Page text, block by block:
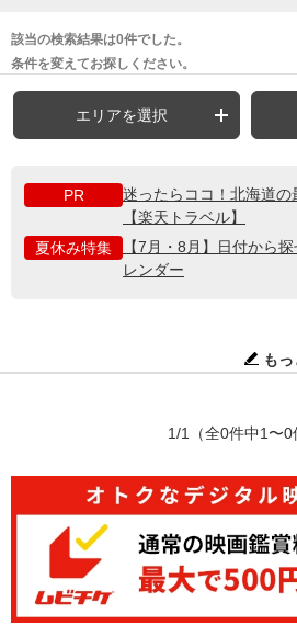
該当の検索結果は0件でした。
条件を変えてお探しください。
エリアを選択
PR
迷ったらココ！北海道
【楽天トラベル】
夏休み特集
【7月・8月】日付から
レンダー
も
1/1 （全0件中1〜0